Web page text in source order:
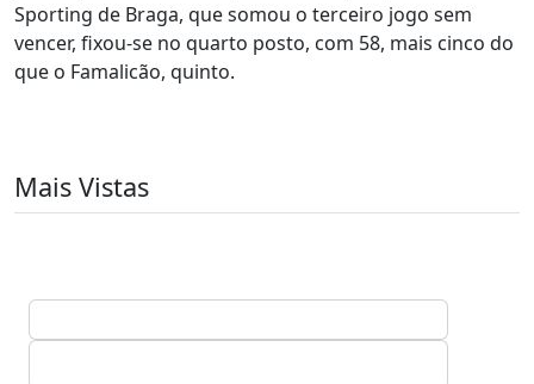
Sporting de Braga, que somou o terceiro jogo sem
vencer, fixou-se no quarto posto, com 58, mais cinco do
que o Famalicão, quinto.
Mais Vistas